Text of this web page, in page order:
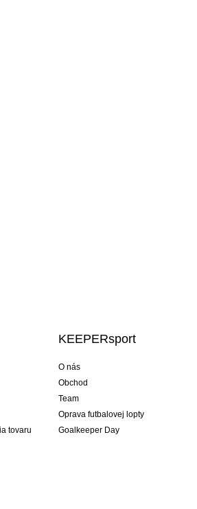
tovaru
KEEPERsport
O nás
Obchod
Team
Oprava futbalovej lopty
Goalkeeper Day